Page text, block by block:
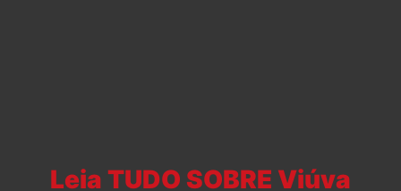
Leia TUDO SOBRE Viúva